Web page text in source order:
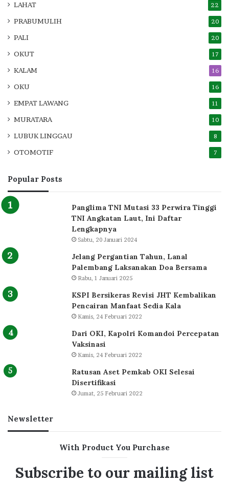
LAHAT 22
PRABUMULIH 20
PALI 20
OKUT 17
KALAM 16
OKU 16
EMPAT LAWANG 11
MURATARA 10
LUBUK LINGGAU 8
OTOMOTIF 7
Popular Posts
Panglima TNI Mutasi 33 Perwira Tinggi
TNI Angkatan Laut, Ini Daftar
Lengkapnya
Sabtu, 20 Januari 2024
Jelang Pergantian Tahun, Lanal
Palembang Laksanakan Doa Bersama
Rabu, 1 Januari 2025
KSPI Bersikeras Revisi JHT Kembalikan
Pencairan Manfaat Sedia Kala
Kamis, 24 Februari 2022
Dari OKI, Kapolri Komandoi Percepatan
Vaksinasi
Kamis, 24 Februari 2022
Ratusan Aset Pemkab OKI Selesai
Disertifikasi
Jumat, 25 Februari 2022
Newsletter
With Product You Purchase
Subscribe to our mailing list